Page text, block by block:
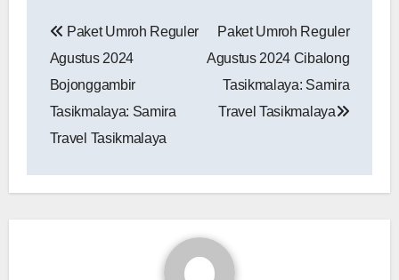
pos
Paket Umroh Reguler
Agustus 2024
‎Bojonggambir
Tasikmalaya: Samira
Travel Tasikmalaya
Paket Umroh Reguler
Agustus 2024 ‎Cibalong
Tasikmalaya: Samira
Travel Tasikmalaya